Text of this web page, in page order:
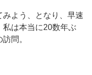
よう、となり、早速
は本当に20数年ぶ
問。